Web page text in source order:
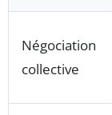
Négociation
collective